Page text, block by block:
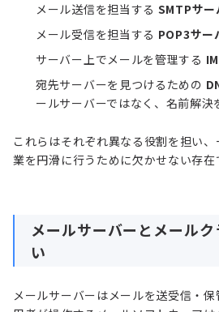
メール送信を担当する SMTPサー
メール受信を担当する POP3サー
サーバー上でメールを管理する
宛先サーバーを見つけるための
ールサーバーではなく、名前解決
これらはそれぞれ異なる役割を担い
業を円滑に行うために欠かせない存在
メールサーバーとメール
い
メールサーバーはメールを送受信・